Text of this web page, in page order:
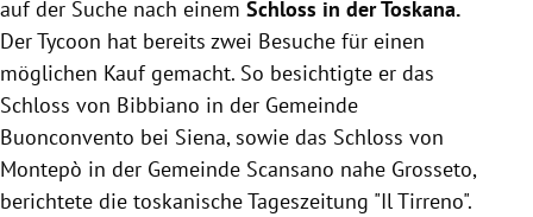
Untermenü
auf der Suche nach einem Schloss in der Toskana.
Der Tycoon hat bereits zwei Besuche für einen
möglichen Kauf gemacht. So besichtigte er das
Schloss von Bibbiano in der Gemeinde
Buonconvento bei Siena, sowie das Schloss von
Montepò in der Gemeinde Scansano nahe Grosseto,
berichtete die toskanische Tageszeitung "Il Tirreno".